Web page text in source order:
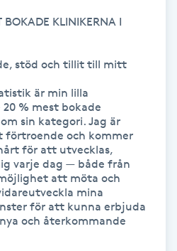
stöd och tillit till mitt
är min lilla
% mest bokade
sin kategori. Jag är
och kommer
för att utvecklas,
varje dag — både från
att möta och
mina
för att kunna erbjuda
och återkommande